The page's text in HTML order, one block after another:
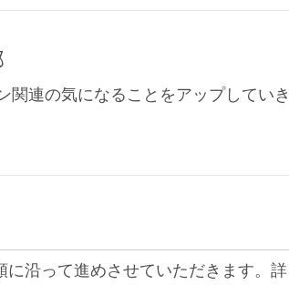
関連の気になることをアップしてい
沿って進めさせていただきます。